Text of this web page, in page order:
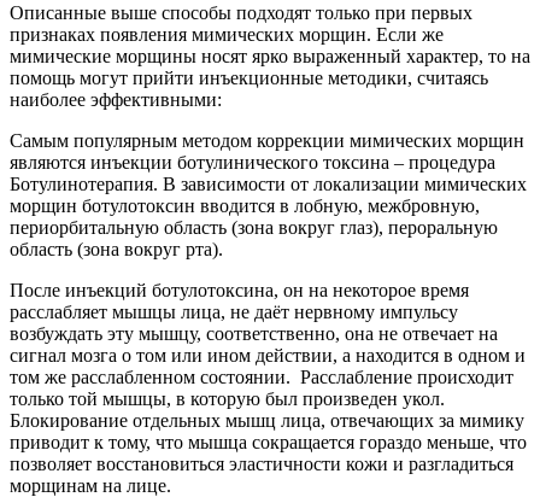
Описанные выше способы подходят только при первых
признаках появления мимических морщин. Если же
мимические морщины носят ярко выраженный характер, то на
помощь могут прийти инъекционные методики, считаясь
наиболее эффективными:
Самым популярным методом коррекции мимических морщин
являются инъекции ботулинического токсина – процедура
Ботулинотерапия. В зависимости от локализации мимических
морщин ботулотоксин вводится в лобную, межбровную,
периорбитальную область (зона вокруг глаз), пероральную
область (зона вокруг рта).
После инъекций ботулотоксина, он на некоторое время
расслабляет мышцы лица, не даёт нервному импульсу
возбуждать эту мышцу, соответственно, она не отвечает на
сигнал мозга о том или ином действии, а находится в одном и
том же расслабленном состоянии. Расслабление происходит
только той мышцы, в которую был произведен укол.
Блокирование отдельных мышц лица, отвечающих за мимику
приводит к тому, что мышца сокращается гораздо меньше, что
позволяет восстановиться эластичности кожи и разгладиться
морщинам на лице.